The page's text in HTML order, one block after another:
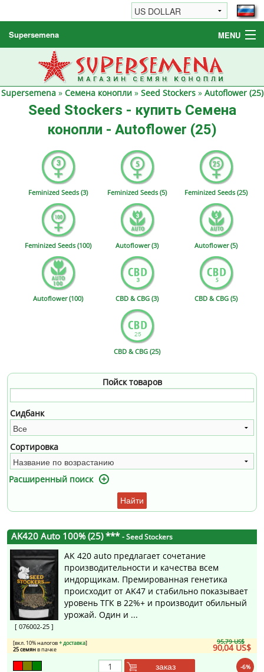
Supersemena MENU
Семена конопли
Другие товары
Как заказать / FAQ
Supersemena» Семена конопли» Seed Stockers» Autoflower (25)
Seed Stockers - купить Семена
конопли - Autoflower (25)
Feminized Seeds (3) Feminized Seeds (5) Feminized Seeds (25)
Feminized Seeds (100) Autoflower (3) Autoflower (5)
Autoflower (100) CBD & CBG (3) CBD & CBG (5)
CBD & CBG (25)
Пойск товаров
Сидбанк
Сортировка
Расширенный поиск
Найти
AK420 Auto 100% (25) ***- Seed Stockers
[ 076002-25 ]
AK 420 auto предлагает сочетание
производительности и качества всем
индорщикам. Премированная генетика
происходит от AK47 и стабильно показывает
уровень ТГК в 22%+ и производит обильный
урожай. Один и ...
95,79 US$
90,04 US$
[вкл. 10% налогов+ доставка]
25 семянв пачке
-6%
заказ